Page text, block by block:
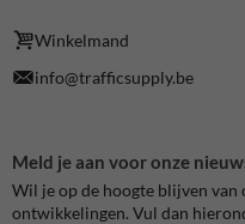
Winkelmand
info@trafficsupply.be
Meld je aan voor onze
Wil je op de hoogte blijven van
ontwikkelingen. Vul dan